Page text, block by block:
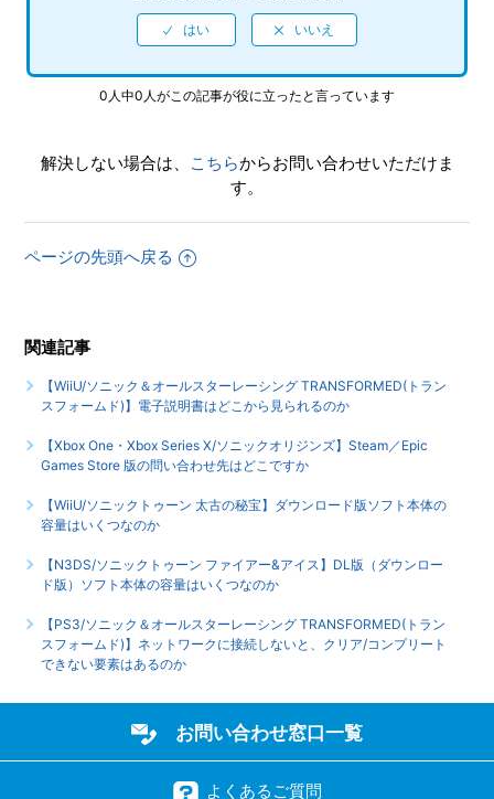
【WiiU/ソニックトゥーン 太古の秘宝】海外版（ソニックブ
ーム）との違いを教えてほしい
【WiiU/ソニックトゥーン 太古の秘宝】Wii U版、3DS版それ
0人中0人がこの記事が役に立ったと言っています
解決しない場合は、 こちらからお問い合わせいただけま
す。
ページの先頭へ戻る
関連記事
【WiiU/ソニック＆オールスターレーシング TRANSFORMED(トラン
スフォームド)】電子説明書はどこから見られるのか
【Xbox One・Xbox Series X/ソニックオリジンズ】Steam／Epic
Games Store 版の問い合わせ先はどこですか
【WiiU/ソニックトゥーン 太古の秘宝】ダウンロード版ソフト本体の
容量はいくつなのか
【N3DS/ソニックトゥーン ファイアー&アイス】DL版（ダウンロー
ド版）ソフト本体の容量はいくつなのか
【PS3/ソニック＆オールスターレーシング TRANSFORMED(トラン
スフォームド)】ネットワークに接続しないと、クリア/コンプリート
できない要素はあるのか
お問い合わせ窓口一覧
よくあるご質問